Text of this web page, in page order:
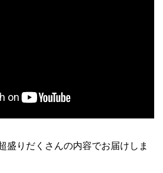
盛りだくさんの内容でお届けしま